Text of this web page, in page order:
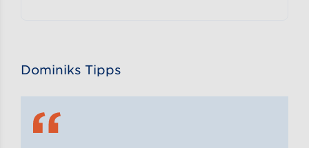
Dominiks Tipps